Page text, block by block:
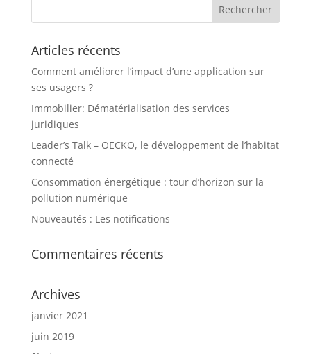
Articles récents
Comment améliorer l’impact d’une application sur
ses usagers ?
Immobilier: Dématérialisation des services
juridiques
Leader’s Talk – OECKO, le développement de l’habitat
connecté
Consommation énergétique : tour d’horizon sur la
pollution numérique
Nouveautés : Les notifications
Commentaires récents
Archives
janvier 2021
juin 2019